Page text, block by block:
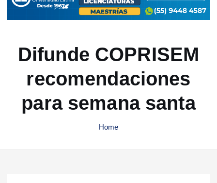
Difunde COPRISEM
recomendaciones
para semana santa
Home